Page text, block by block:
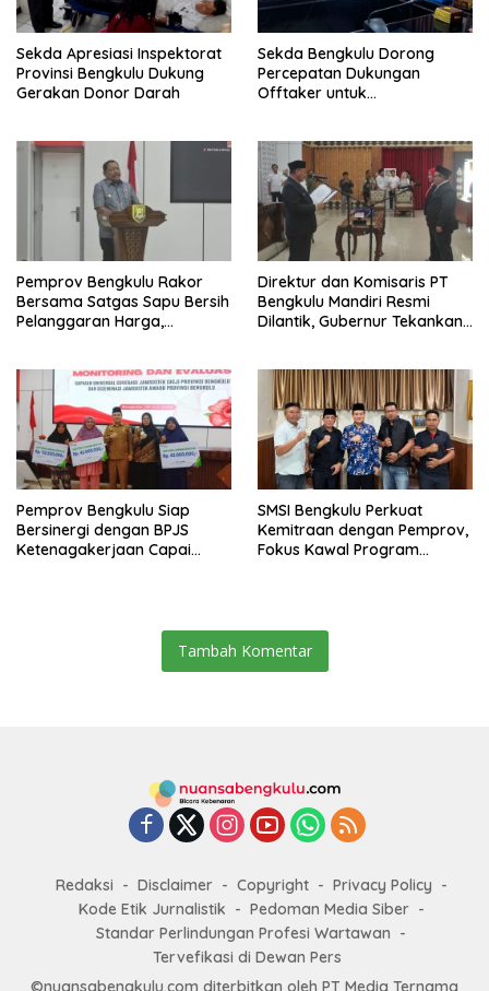
Sekda Apresiasi Inspektorat
Provinsi Bengkulu Dukung
Gerakan Donor Darah
Sekda Bengkulu Dorong
Percepatan Dukungan
Offtaker untuk
Pemprov Bengkulu Rakor
Bersama Satgas Sapu Bersih
Pelanggaran Harga,
Masih Jadi Sorotan
Direktur dan Komisaris PT
Bengkulu Mandiri Resmi
Dilantik, Gubernur Tekankan
Pemprov Bengkulu Siap
Bersinergi dengan BPJS
Ketenagakerjaan Capai
SMSI Bengkulu Perkuat
Kemitraan dengan Pemprov,
Fokus Kawal Program
Tambah Komentar
Redaksi Disclaimer Copyright
Privacy Policy
Kode Etik Jurnalistik
Pedoman Media Siber
Standar Perlindungan Profesi Wartawan
Tervefikasi di Dewan Pers
©nuansabengkulu.com diterbitkan oleh PT Media Ternama